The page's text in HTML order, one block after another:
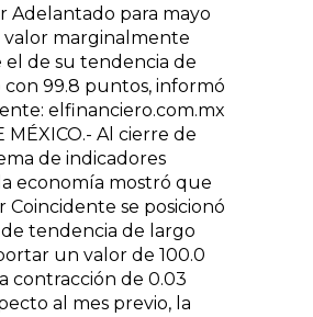
Adelantado para mayo
marginalmente
de su tendencia de
con 99.8 puntos, informó
elfinanciero.com.mx
MÉXICO.- Al cierre de
de indicadores
economía mostró que
Coincidente se posicionó
tendencia de largo
un valor de 100.0
contracción de 0.03
al mes previo, la